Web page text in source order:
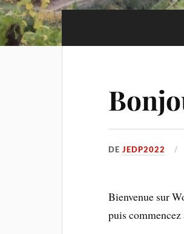
DEJEDP2022
Bienvenue sur
puis